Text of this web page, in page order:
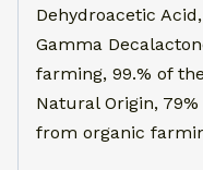
Dehydroacetic
Gamma
farming, 99.% of
Natural Origin,
from organic